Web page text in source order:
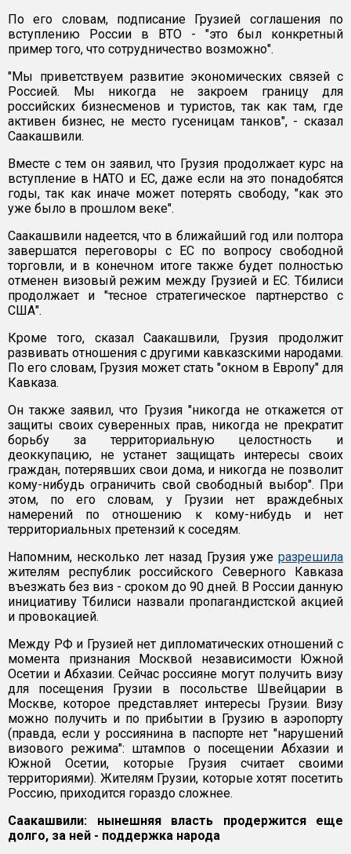
По его словам, подписание Грузией соглашения по
вступлению России в ВТО - "это был конкретный
пример того, что сотрудничество возможно".
"Мы приветствуем развитие экономических связей с
Россией. Мы никогда не закроем границу для
российских бизнесменов и туристов, так как там, где
активен бизнес, не место гусеницам танков", - сказал
Саакашвили.
Вместе с тем он заявил, что Грузия продолжает курс на
вступление в НАТО и ЕС, даже если на это понадобятся
годы, так как иначе может потерять свободу, "как это
уже было в прошлом веке".
Саакашвили надеется, что в ближайший год или полтора
завершатся переговоры с ЕС по вопросу свободной
торговли, и в конечном итоге также будет полностью
отменен визовый режим между Грузией и ЕС. Тбилиси
продолжает и "тесное стратегическое партнерство с
США".
Кроме того, сказал Саакашвили, Грузия продолжит
развивать отношения с другими кавказскими народами.
По его словам, Грузия может стать "окном в Европу" для
Кавказа.
Он также заявил, что Грузия "никогда не откажется от
защиты своих суверенных прав, никогда не прекратит
борьбу за территориальную целостность и
деоккупацию, не устанет защищать интересы своих
граждан, потерявших свои дома, и никогда не позволит
кому-нибудь ограничить свой свободный выбор". При
этом, по его словам, у Грузии нет враждебных
намерений по отношению к кому-нибудь и нет
территориальных претензий к соседям.
Напомним, несколько лет назад Грузия уже разрешила
жителям республик российского Северного Кавказа
въезжать без виз - сроком до 90 дней. В России данную
инициативу Тбилиси назвали пропагандистской акцией
и провокацией.
Между РФ и Грузией нет дипломатических отношений с
момента признания Москвой независимости Южной
Осетии и Абхазии. Сейчас россияне могут получить визу
для посещения Грузии в посольстве Швейцарии в
Москве, которое представляет интересы Грузии. Визу
можно получить и по прибытии в Грузию в аэропорту
(правда, если у россиянина в паспорте нет "нарушений
визового режима": штампов о посещении Абхазии и
Южной Осетии, которые Грузия считает своими
территориями). Жителям Грузии, которые хотят посетить
Россию, приходится гораздо сложнее.
Саакашвили: нынешняя власть продержится еще
долго, за ней - поддержка народа